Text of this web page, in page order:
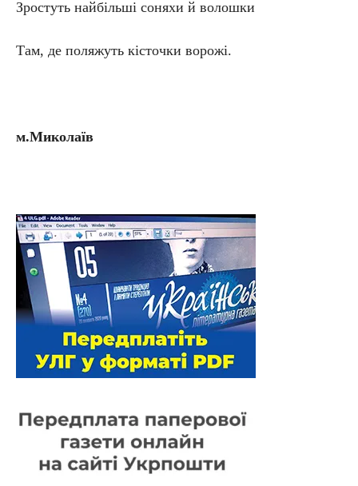
Зростуть найбільші соняхи й волошки
Там, де поляжуть кісточки ворожі.
м.Миколаїв